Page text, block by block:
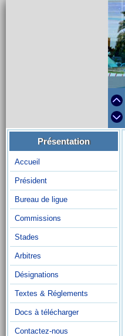
Présentation
Accueil
Président
Bureau de ligue
Commissions
Stades
Arbitres
Désignations
Textes & Réglements
Docs à télécharger
Contactez-nous